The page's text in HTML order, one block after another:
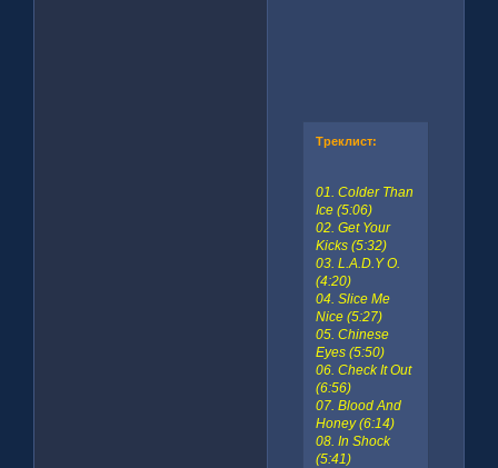
Треклист:
01. Colder Than
Ice (5:06)
02. Get Your
Kicks (5:32)
03. L.A.D.Y O.
(4:20)
04. Slice Me
Nice (5:27)
05. Chinese
Eyes (5:50)
06. Check It Out
(6:56)
07. Blood And
Honey (6:14)
08. In Shock
(5:41)